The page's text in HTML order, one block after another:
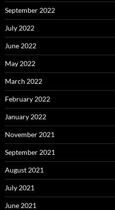
September 2022
July 2022
June 2022
May 2022
March 2022
February 2022
January 2022
November 2021
September 2021
August 2021
July 2021
June 2021